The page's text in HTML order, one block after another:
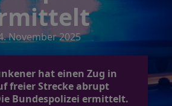
November 2025
hat einen Zug in
freier Strecke abrupt
Bundespolizei ermittelt.